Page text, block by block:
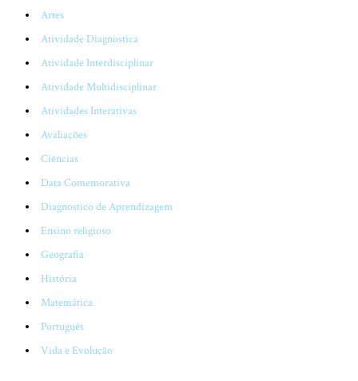
Artes
Atividade Diagnostica
Atividade Interdisciplinar
Atividade Multidisciplinar
Atividades Interativas
Avaliações
Ciências
Data Comemorativa
Diagnostico de Aprendizagem
Ensino religioso
Geografia
História
Matemática
Português
Vida e Evolução